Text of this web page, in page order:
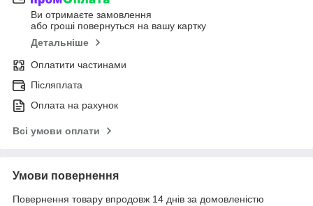
Ви отримаєте замовлення
або гроші повернуться на вашу картку
Детальніше
Оплатити частинами
Післяплата
Оплата на рахунок
Всі умови оплати
Умови повернення
Повернення товару впродовж 14 днів за домовленістю